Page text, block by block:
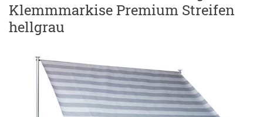
Klemmmarkise Premium Streifen
hellgrau